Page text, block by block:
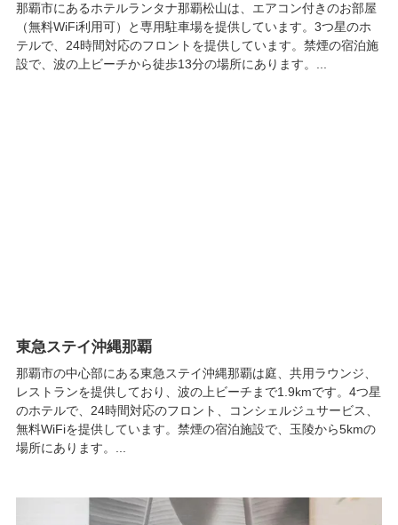
那覇市にあるホテルランタナ那覇松山は、エアコン付きのお部屋
（無料WiFi利用可）と専用駐車場を提供しています。3つ星のホ
テルで、24時間対応のフロントを提供しています。禁煙の宿泊施
設で、波の上ビーチから徒歩13分の場所にあります。...
東急ステイ沖縄那覇
那覇市の中心部にある東急ステイ沖縄那覇は庭、共用ラウンジ、
レストランを提供しており、波の上ビーチまで1.9kmです。4つ星
のホテルで、24時間対応のフロント、コンシェルジュサービス、
無料WiFiを提供しています。禁煙の宿泊施設で、玉陵から5kmの
場所にあります。...